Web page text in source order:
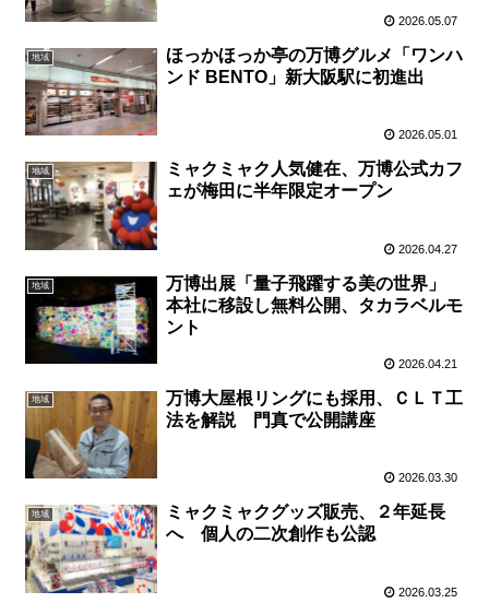
2026.05.07
地域
ほっかほっか亭の万博グルメ「ワンハ
ンド BENTO」新大阪駅に初進出
2026.05.01
地域
ミャクミャク人気健在、万博公式カフ
ェが梅田に半年限定オープン
2026.04.27
地域
万博出展「量子飛躍する美の世界」
本社に移設し無料公開、タカラベルモ
ント
2026.04.21
地域
万博大屋根リングにも採用、ＣＬＴ工
法を解説 門真で公開講座
2026.03.30
地域
ミャクミャクグッズ販売、２年延長
へ 個人の二次創作も公認
2026.03.25